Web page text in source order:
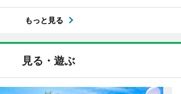
もっと見る
見る・遊ぶ